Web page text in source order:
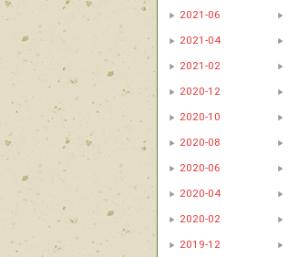
2021-06
2021-04
2021-02
2020-12
2020-10
2020-08
2020-06
2020-04
2020-02
2019-12